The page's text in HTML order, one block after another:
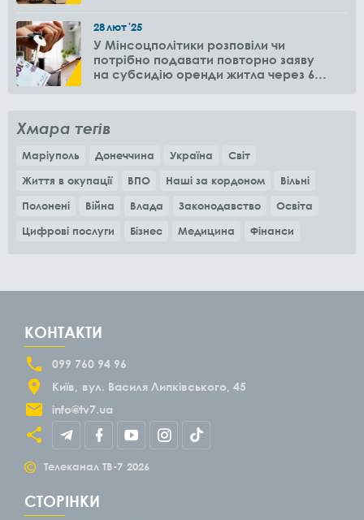
28лют'25
У Мінсоцполітики розповіли чи
потрібно подавати повторно заяву
на субсидію оренди житла через 6
Хмара тегів
Маріуполь Донеччина Україна
Світ
Життя в окупації
ВПО Наші за кордоном
Вільні
Полонені
Війна Влада Законодавство
Освіта
Цифрові послуги
Бізнес Медицина Фінанси
КОНТАКТИ
099 760 94 96
Київ
вул. Василя Липківського, 45
info@tv7.ua
© Телеканал ТВ-7 2026
СТОРІНКИ